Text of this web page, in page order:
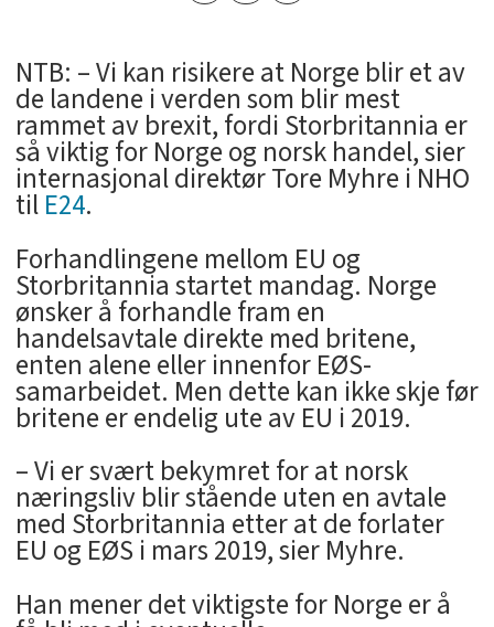
NTB: – Vi kan risikere at Norge blir et av
de landene i verden som blir mest
rammet av brexit, fordi Storbritannia er
så viktig for Norge og norsk handel, sier
internasjonal direktør Tore Myhre i NHO
tilE24.
Forhandlingene mellom EU og
Storbritannia startet mandag. Norge
ønsker å forhandle fram en
handelsavtale direkte med britene,
enten alene eller innenfor EØS-
samarbeidet. Men dette kan ikke skje før
britene er endelig ute av EU i 2019.
– Vi er svært bekymret for at norsk
næringsliv blir stående uten en avtale
med Storbritannia etter at de forlater
EU og EØS i mars 2019, sier Myhre.
Han mener det viktigste for Norge er å